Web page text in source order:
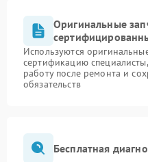
Оригинальные
Используются
сертификацию
работу после ремонта и
обязательств
Бесплатная